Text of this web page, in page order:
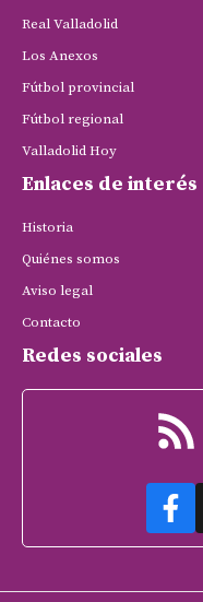
Real Valladolid
Los Anexos
Fútbol provincial
Fútbol regional
Valladolid Hoy
Enlaces de interés
Historia
Quiénes somos
Aviso legal
Contacto
Redes sociales